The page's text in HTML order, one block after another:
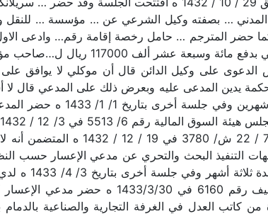
المدني … بصفته وكيل الشرعي عن … مؤسسة … للنقل
والمدافعة كما حضر المترجم … حامل رخصة إقامة
13 / 1/ح في 1/ 5/ 1432 ه من هذه المحكمة
على وكيل الدائن قال أن موكلي لا يوافق
يدين المدعى عليه وبعرض ذلك على المدعي قال لا
البحث عن أموال المدعى فقد قررت
للمذكور كما وردنا خطاب مدير مؤسسة
في 12 / 11 /
القطيف والقائم بعمل فضيلة رئيس المحكمة بموجب